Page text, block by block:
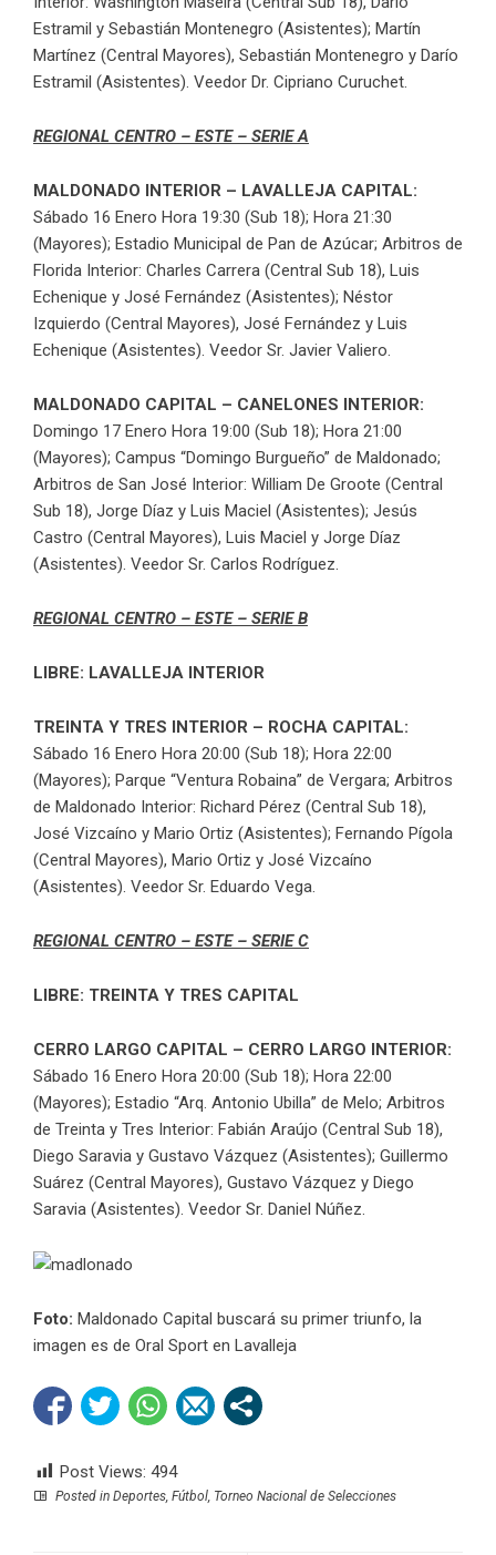
Estramil y Sebastián Montenegro (Asistentes); Martín
Martínez (Central Mayores), Sebastián Montenegro y Darío
Estramil (Asistentes). Veedor Dr. Cipriano Curuchet.
REGIONAL CENTRO – ESTE – SERIE A
MALDONADO INTERIOR – LAVALLEJA CAPITAL:
Sábado 16 Enero Hora 19:30 (Sub 18); Hora 21:30
(Mayores); Estadio Municipal de Pan de Azúcar; Arbitros de
Florida Interior: Charles Carrera (Central Sub 18), Luis
Echenique y José Fernández (Asistentes); Néstor
Izquierdo (Central Mayores), José Fernández y Luis
Echenique (Asistentes). Veedor Sr. Javier Valiero.
MALDONADO CAPITAL – CANELONES INTERIOR:
Domingo 17 Enero Hora 19:00 (Sub 18); Hora 21:00
(Mayores); Campus “Domingo Burgueño” de Maldonado;
Arbitros de San José Interior: William De Groote (Central
Sub 18), Jorge Díaz y Luis Maciel (Asistentes); Jesús
Castro (Central Mayores), Luis Maciel y Jorge Díaz
(Asistentes). Veedor Sr. Carlos Rodríguez.
REGIONAL CENTRO – ESTE – SERIE B
LIBRE: LAVALLEJA INTERIOR
TREINTA Y TRES INTERIOR – ROCHA CAPITAL:
Sábado 16 Enero Hora 20:00 (Sub 18); Hora 22:00
(Mayores); Parque “Ventura Robaina” de Vergara; Arbitros
de Maldonado Interior: Richard Pérez (Central Sub 18),
José Vizcaíno y Mario Ortiz (Asistentes); Fernando Pígola
(Central Mayores), Mario Ortiz y José Vizcaíno
(Asistentes). Veedor Sr. Eduardo Vega.
REGIONAL CENTRO – ESTE – SERIE C
LIBRE: TREINTA Y TRES CAPITAL
CERRO LARGO CAPITAL – CERRO LARGO INTERIOR:
Sábado 16 Enero Hora 20:00 (Sub 18); Hora 22:00
(Mayores); Estadio “Arq. Antonio Ubilla” de Melo; Arbitros
de Treinta y Tres Interior: Fabián Araújo (Central Sub 18),
Diego Saravia y Gustavo Vázquez (Asistentes); Guillermo
Suárez (Central Mayores), Gustavo Vázquez y Diego
Saravia (Asistentes). Veedor Sr. Daniel Núñez.
Foto: Maldonado Capital buscará su primer triunfo, la
imagen es de Oral Sport en Lavalleja
Post Views: 494
Posted in Deportes Fútbol Torneo Nacional de Selecciones